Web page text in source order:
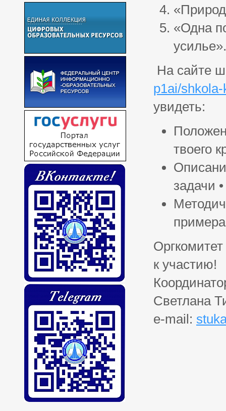
«Одна
усилье».
На сайте
p1ai/
увидеть:
твоего
задачи •
к участию!
Светлана
e-mail: